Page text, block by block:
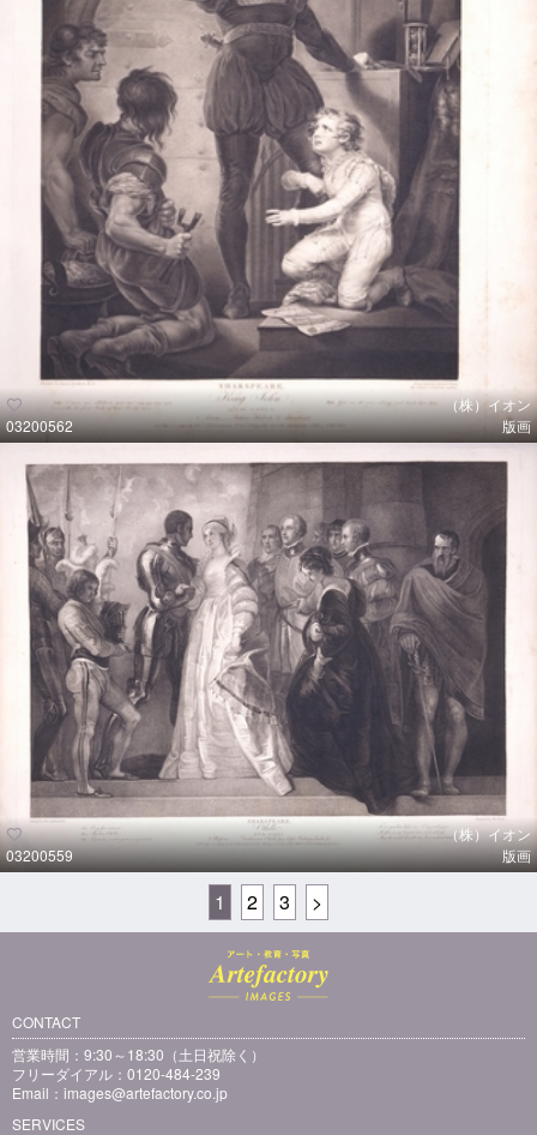
03200562
（株）イオン
版画
03200559
（株）イオン
版画
1 2 3 >
CONTACT
営業時間：9:30～18:30（土日祝除く）
フリーダイアル：0120-484-239
Email： images@artefactory.co.jp
SERVICES